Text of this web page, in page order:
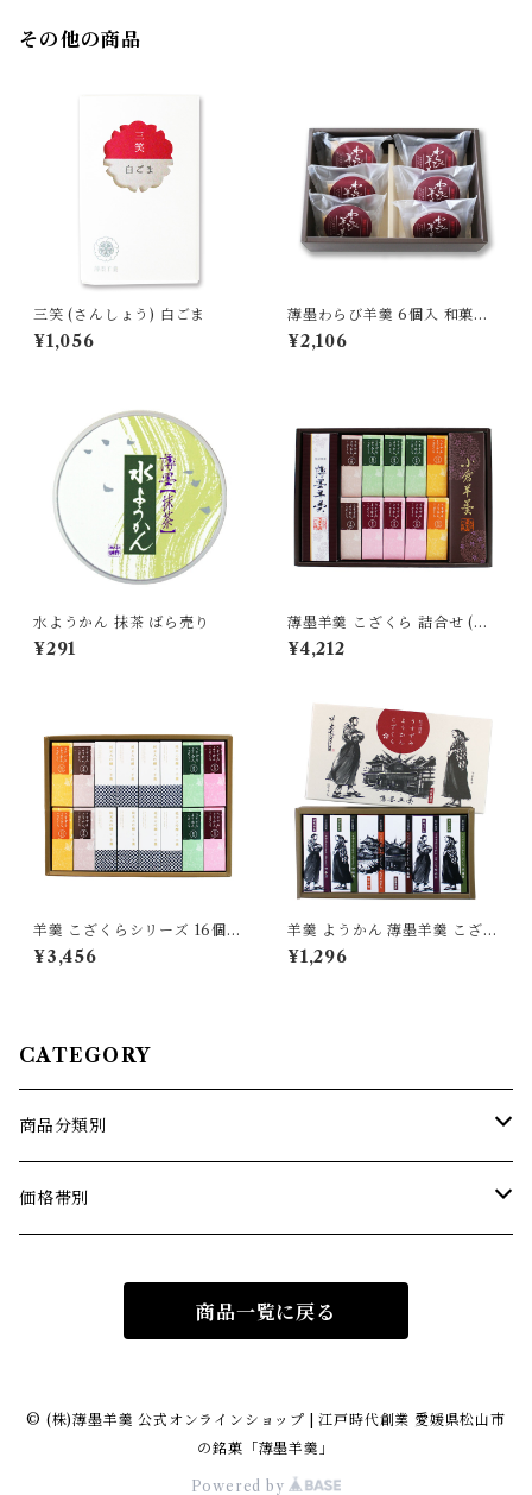
その他の商品
三笑 (さんしょう) 白ごま
¥1,056
薄墨わらび羊羹 6個入 和菓子
デザート ご贈答 ギフト プレゼ
ント 御中元 御歳暮
¥2,106
水ようかん 抹茶 ばら売り
¥291
薄墨羊羹 こざくら 詰合せ (薄
墨羊羹小棹/小倉羊羹/薄墨羊羹
こざくら10本) 和菓子 デザー
¥4,212
羊羹 こざくらシリーズ 16個セ
ット 詰合せ (純米大吟醸羊羹/
小豆/抹茶/黒糖/愛媛みかん)
¥3,456
羊羹 ようかん 薄墨羊羹 こざく
ら 松山 道後めぐり 6個入 愛媛
松山 茂本ヒデキチ コラボ 坊ち
¥1,296
CATEGORY
商品分類別
薄墨羊羹こざくら
薄墨羊羹大棹
薄墨羊羹こざくら 松山道後めぐり
価格帯別
1501円から2500円までの商品
2501円から3500円までの商品
商品一覧に戻る
© (株)薄墨羊羹 公式オンラインショップ | 江戸時代創業 愛媛県松山市
の銘菓「薄墨羊羹」
Powered by